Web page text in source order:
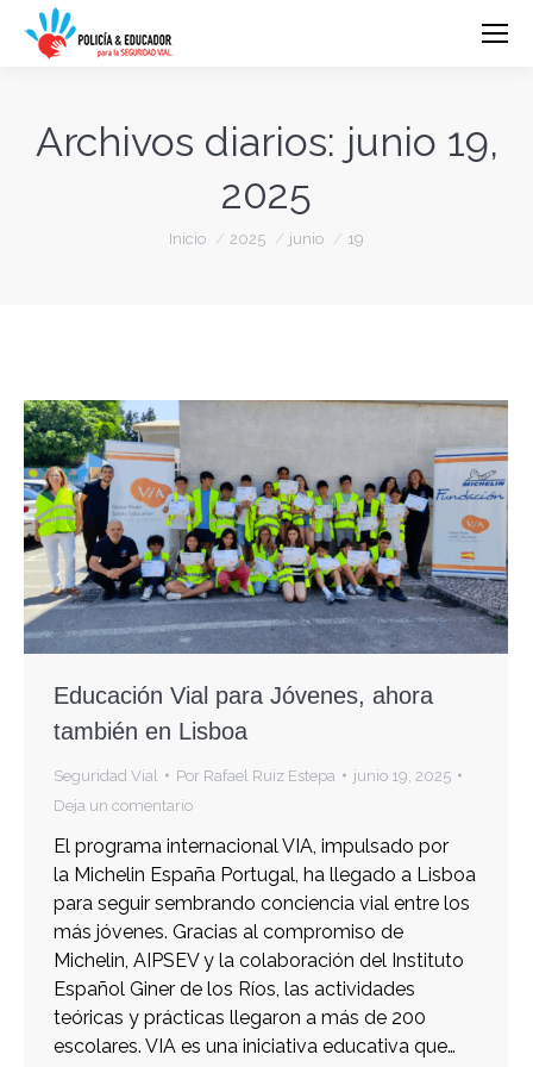
Archivos diarios: junio 19,
2025
Estás aquí:
Inicio 2025 junio 19
Educación Vial para Jóvenes, ahora
también en Lisboa
Seguridad Vial Por Rafael Ruiz Estepa
junio 19, 2025
Deja un comentario
El programa internacional VIA, impulsado por
la Michelin España Portugal, ha llegado a Lisboa
para seguir sembrando conciencia vial entre los
más jóvenes. Gracias al compromiso de
Michelin, AIPSEV y la colaboración del Instituto
Español Giner de los Ríos, las actividades
teóricas y prácticas llegaron a más de 200
escolares. VIA es una iniciativa educativa que…